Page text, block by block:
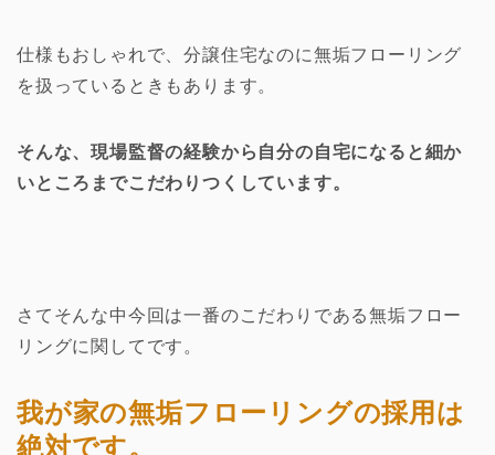
仕様もおしゃれで、分譲住宅なのに無垢フローリング
を扱っているときもあります。
そんな、現場監督の経験から自分の自宅になると細か
いところまでこだわりつくしています。
さてそんな中今回は一番のこだわりである無垢フロー
リングに関してです。
我が家の無垢フローリングの採用は
絶対です。